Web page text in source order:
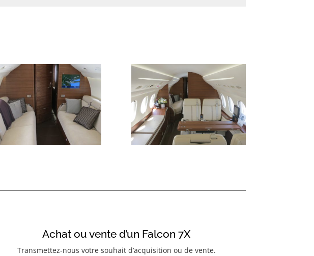
Achat ou vente d’un Falcon 7X
Transmettez-nous votre souhait d’acquisition ou de vente.